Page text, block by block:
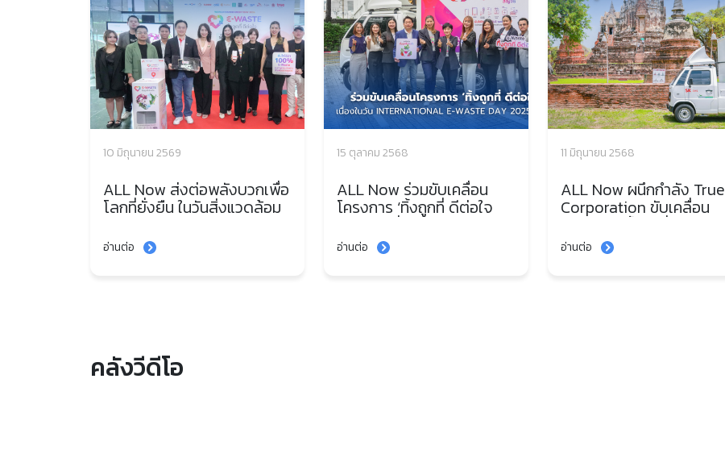
10 มิถุนายน 2569
ALL Now ส่งต่อพลังบวกเพื่อ
โลกที่ยั่งยืน ในวันสิ่งแวดล้อม
สนับสนุนโครงการ ‘E-Waste
ทิ้งถูกที่ ดีต่อใจ’ ต่อเนื่องเป็นปี
อ่านต่อ
15 ตุลาคม 2568
ALL Now ร่วมขับเคลื่อน
โครงการ ‘ทิ้งถูกที่ ดีต่อใจ
สัญจร’ เนื่องในวัน
International E-Waste
Day 2025 เพื่อโลกที่ยั่งยืน
อ่านต่อ
11 มิถุนายน 2568
ALL Now ผนึกกำลัง True
Corporation ขับเคลื่อน
โครงการ ‘ทิ้งถูกที่ ดีต่อใจ’
สัญจร รับขยะอิเล็กทรอนิกส์
อ่านต่อ
คลังวีดีโอ